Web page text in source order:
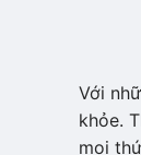
Với
khỏe.
mọi